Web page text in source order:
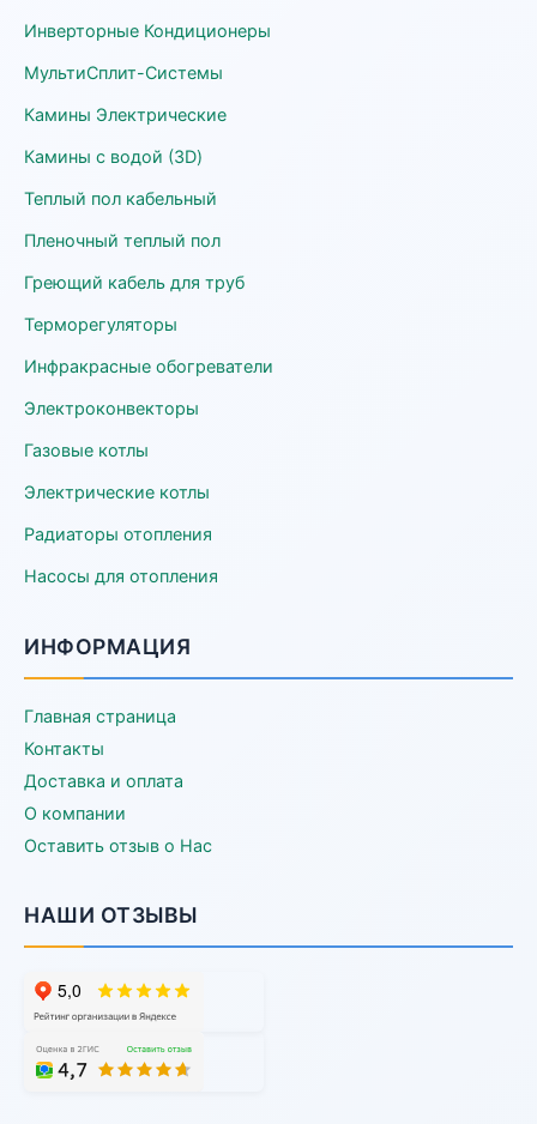
Инверторные Кондиционеры
МультиСплит-Системы
Камины Электрические
Камины с водой (3D)
Теплый пол кабельный
Пленочный теплый пол
Греющий кабель для труб
Терморегуляторы
Инфракрасные обогреватели
Электроконвекторы
Газовые котлы
Электрические котлы
Радиаторы отопления
Насосы для отопления
ИНФОРМАЦИЯ
Главная страница
Контакты
Доставка и оплата
О компании
Оставить отзыв о Нас
НАШИ ОТЗЫВЫ